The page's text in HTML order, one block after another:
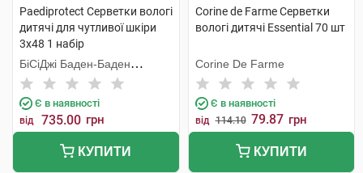
Paediprotect Серветки вологі
дитячі для чутливої шкіри
3х48 1 набір
БіСіДжі Баден-Баден
Косметікс Груп Гмбх
Є в наявності
від 735.00 грн
КУПИТИ
Corine de Farme Серветки
вологі дитячі Essential 70 шт
Corine De Farme
Є в наявності
від 114.10 79.87 грн
КУПИТИ